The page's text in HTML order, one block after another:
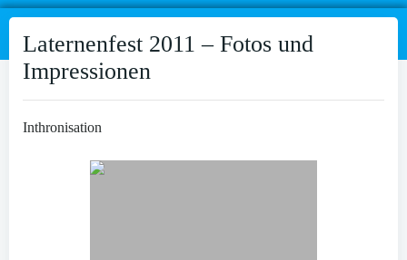
Laternenfest 2011 – Fotos und
Impressionen
Inthronisation